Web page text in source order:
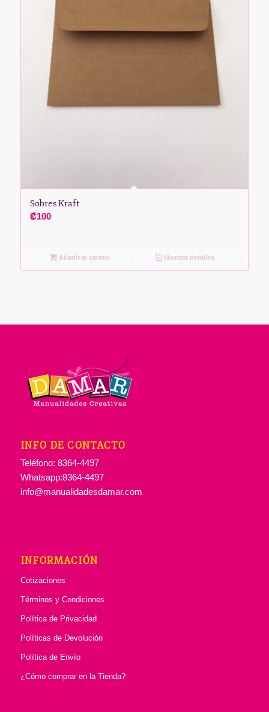
Sobres Kraft
₡100
Añadir al carrito Mostrar detalles
INFO DE CONTACTO
Teléfono: 8364-4497
Whatsapp:8364-4497
info@manualidadesdamar.com
INFORMACIÓN
Cotizaciones
Términos y Condiciones
Política de Privacidad
Políticas de Devolución
Política de Envío
¿Cómo comprar en la Tienda?